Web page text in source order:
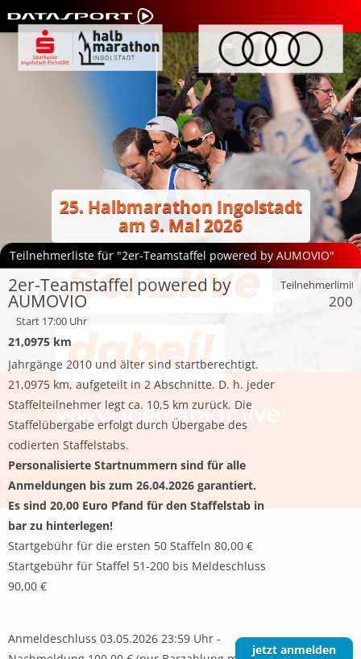
25. Halbmarathon Ingolstadt
am 9. Mai 2026
Teilnehmerliste für "2er-Teamstaffel powered by AUMOVIO"
2er-Teamstaffel powered by
AUMOVIO
Start 17:00 Uhr
21,0975 km
Jahrgänge 2010 und älter sind startberechtigt.
21,0975 km, aufgeteilt in 2 Abschnitte. D. h. jeder
Staffelteilnehmer legt ca. 10,5 km zurück. Die
Staffelübergabe erfolgt durch Übergabe des
codierten Staffelstabs.
Personalisierte Startnummern sind für alle
Anmeldungen bis zum 26.04.2026 garantiert.
Es sind 20,00 Euro Pfand für den Staffelstab in
bar zu hinterlegen!
Startgebühr für die ersten 50 Staffeln 80,00 €
Startgebühr für Staffel 51-200 bis Meldeschluss
90,00 €
Anmeldeschluss 03.05.2026 23:59 Uhr -
Teilnehmerlimit:
200
jetzt anmelden